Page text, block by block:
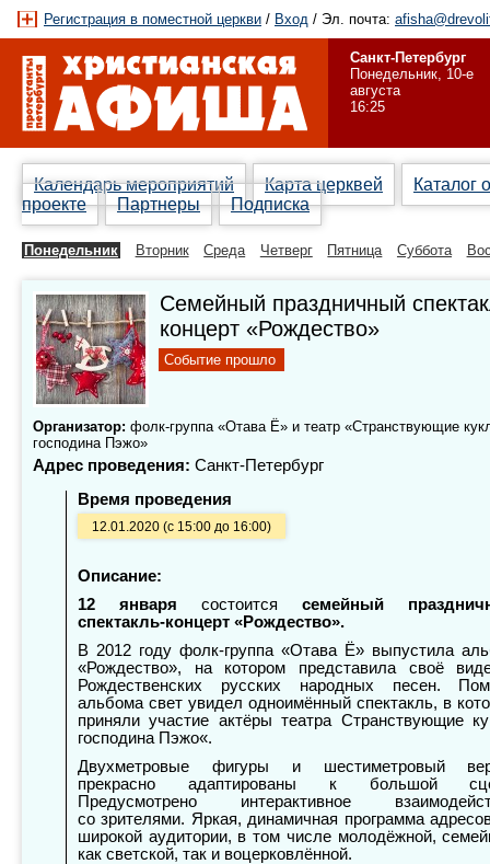
Регистрация в поместной церкви / Вход / Эл. почта:
Санкт-Петербург
Понедельник, 10-е
августа
16:25
Календарь мероприятий Карта церквей
Каталог
проекте
Партнеры Подписка
Понедельник Вторник Среда Четверг Пятница Суббота
Семейный праздничный
концерт «Рождество»
Событие прошло
Организатор: фолк-группа «Отава Ё» и театр «Странствующие
господина Пэжо»
Адрес проведения: Санкт-Петербург
Время проведения
12.01.2020 (с 15:00 до 16:00)
Описание:
12 января состоитсясемейный
спектакль-концерт «Рождество».
В 2012 году фолк-группа «Отава Ё» выпустила
«Рождество», на котором представила своё
Рождественских русских народных песен.
альбома свет увидел одноимённый спектакль, в
приняли участие актёры театра Странствующие
господина Пэжо«.
Двухметровые фигуры и шестиметровый
прекрасно адаптированы к большой
Предусмотрено интерактивное
со зрителями. Яркая, динамичная программа
широкой аудитории, в том числе молодёжной,
как светской, так и воцерковлённой.